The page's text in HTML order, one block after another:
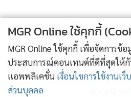
ยอดนิยม
MGR Online ใช้คุกกี้
MGR Online ใช้คุกกี้ เพื่อจัดการข้
ประสบการณ์คอนเทนต์ที่ดีที่สุดให้
แอพพลิเคชั่น เงื่อนไขการใช้งานเว็
ส่วนบุคคล